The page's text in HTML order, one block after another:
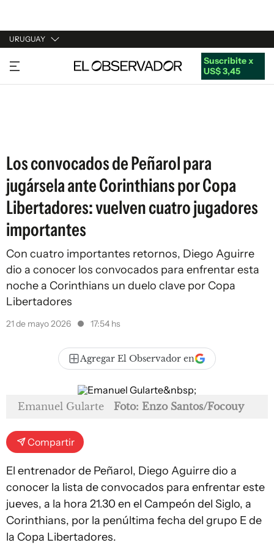
URUGUAY
URUGUAY
ARGENTINA
Suscribite x
US$ 3,45
Los convocados de Peñarol para
jugársela ante Corinthians por Copa
Libertadores: vuelven cuatro jugadores
importantes
Con cuatro importantes retornos, Diego Aguirre
dio a conocer los convocados para enfrentar esta
noche a Corinthians un duelo clave por Copa
Libertadores
21 de mayo 2026 17:54 hs
Agregar El Observador en
Emanuel Gularte Foto: Enzo Santos/Focouy
Compartir
El entrenador de Peñarol, Diego Aguirre dio a
conocer la lista de convocados para enfrentar este
jueves, a la hora 21.30 en el Campeón del Siglo, a
Corinthians, por la penúltima fecha del grupo E de
la Copa Libertadores.